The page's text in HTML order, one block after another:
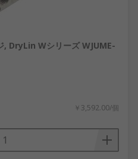
DryLin Wシリーズ WJUME-
￥3,592.00/個